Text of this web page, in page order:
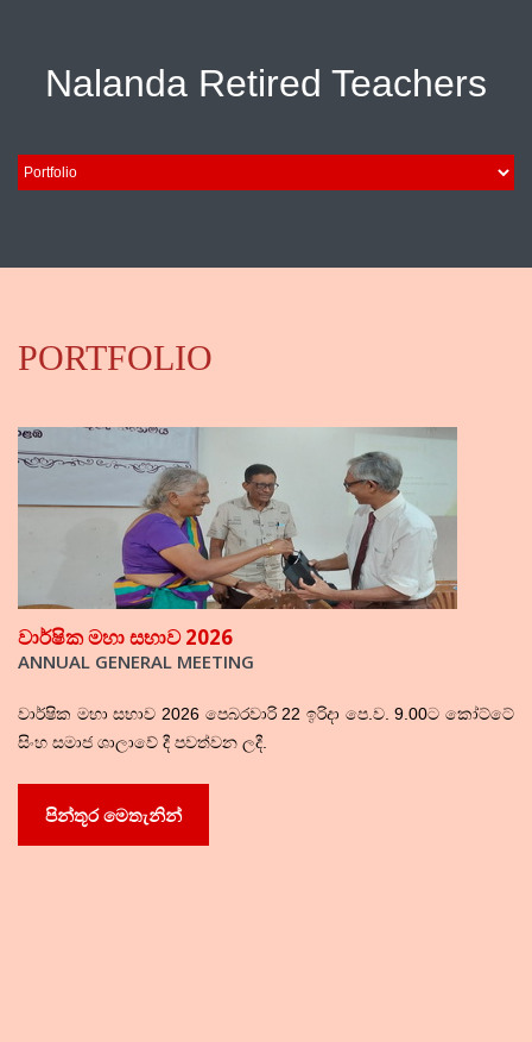
Nalanda Retired Teachers
PORTFOLIO
වාර්ෂික මහා සභාව 2026
ANNUAL GENERAL MEETING
වාර්ෂික මහා සභාව 2026 පෙබරවාරි 22 ඉරිදා පෙ.ව. 9.00ට කෝට්ටේ
සිංහ සමාජ ශාලාවේ දී පවත්වන ලදී.
පින්තූර මෙතැනින්